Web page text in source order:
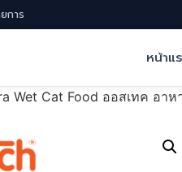
การ
หน้าแ
Wet Cat Food ออสเทค อาห